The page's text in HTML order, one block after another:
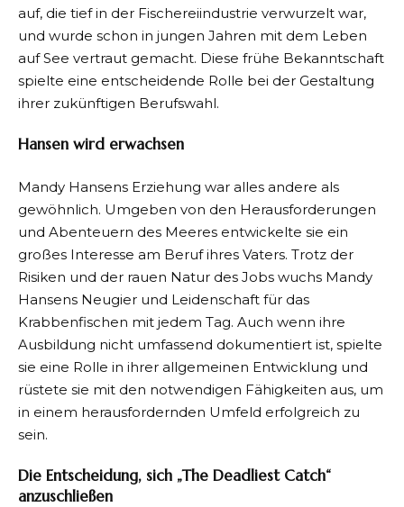
auf, die tief in der Fischereiindustrie verwurzelt war,
und wurde schon in jungen Jahren mit dem Leben
auf See vertraut gemacht. Diese frühe Bekanntschaft
spielte eine entscheidende Rolle bei der Gestaltung
ihrer zukünftigen Berufswahl.
Hansen wird erwachsen
Mandy Hansens Erziehung war alles andere als
gewöhnlich. Umgeben von den Herausforderungen
und Abenteuern des Meeres entwickelte sie ein
großes Interesse am Beruf ihres Vaters. Trotz der
Risiken und der rauen Natur des Jobs wuchs Mandy
Hansens Neugier und Leidenschaft für das
Krabbenfischen mit jedem Tag. Auch wenn ihre
Ausbildung nicht umfassend dokumentiert ist, spielte
sie eine Rolle in ihrer allgemeinen Entwicklung und
rüstete sie mit den notwendigen Fähigkeiten aus, um
in einem herausfordernden Umfeld erfolgreich zu
sein.
Die Entscheidung, sich „The Deadliest Catch“
anzuschließen